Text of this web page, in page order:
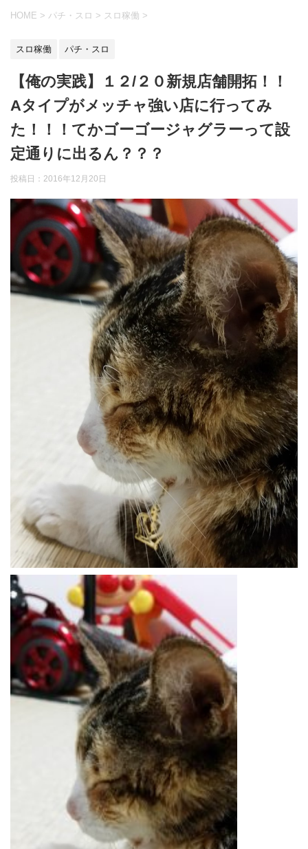
HOME > パチ・スロ > スロ稼働 >
スロ稼働 パチ・スロ
【俺の実践】１２/２０新規店舗開拓！！
Aタイプがメッチャ強い店に行ってみ
た！！！てかゴーゴージャグラーって設
定通りに出るん？？？
投稿日： 2016年12月20日